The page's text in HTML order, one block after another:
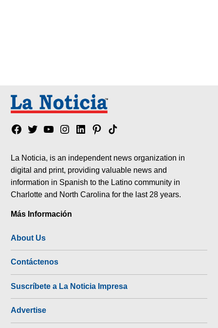
Facebook
TwitterYouTubeInstagram
LinkedinPinterest
Tik
La Noticia, is an independent news organization in
digital and print, providing valuable news and
information in Spanish to the Latino community in
Charlotte and North Carolina for the last 28 years.
Más Información
About Us
Contáctenos
Suscríbete a La Noticia Impresa
Advertise